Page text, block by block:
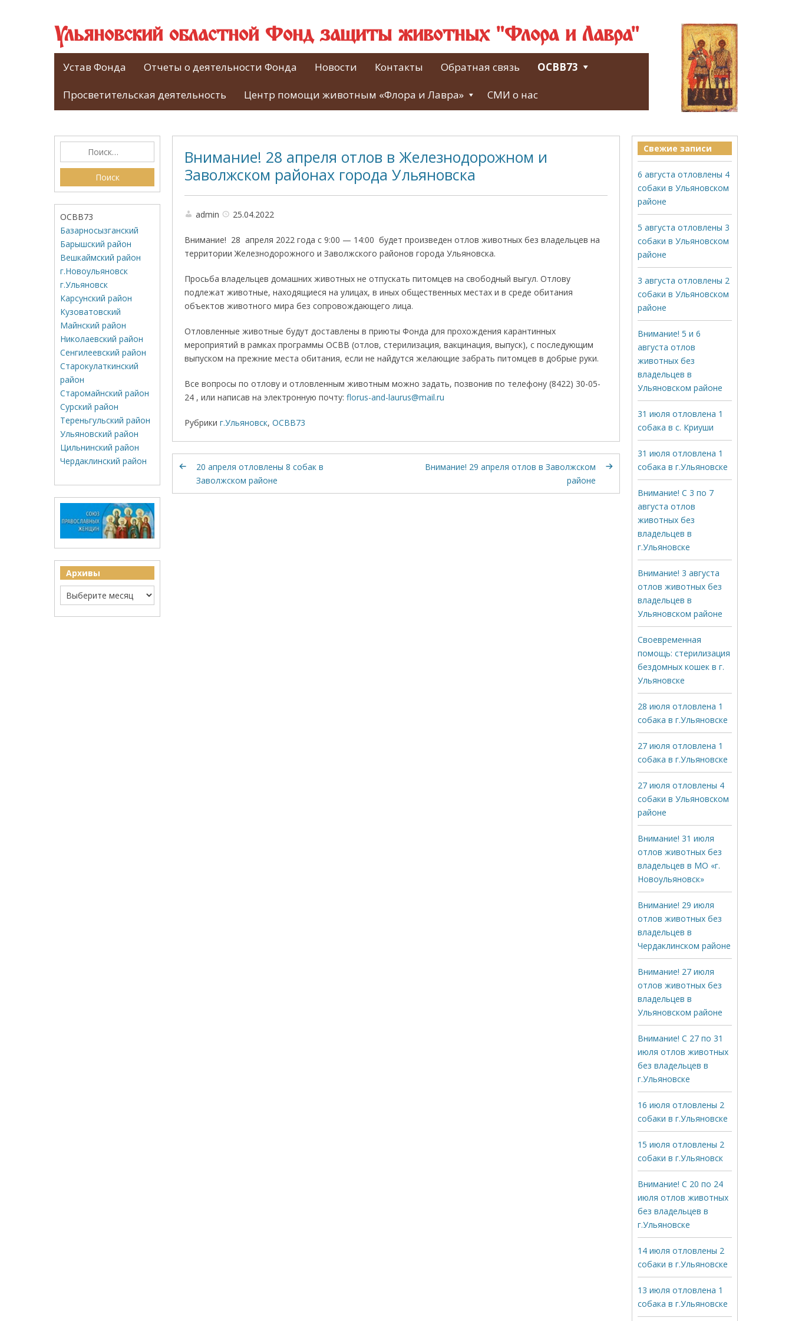
Ульяновский областной Фонд защиты животных "Флора и Лавра"
Устав Фонда Отчеты о деятельности Фонда Новости Контакты Обратная связь ОСВВ73
Просветительская деятельность Центр помощи животным «Флора и Лавра» СМИ о нас
Внимание! 28 апреля отлов в Железнодорожном и
Заволжском районах города Ульяновска
admin 25.04.2022
Внимание! 28 апреля 2022 года с 9:00 — 14:00 будет произведен отлов животных без владельцев на
территории Железнодорожного и Заволжского районов города Ульяновска.
Просьба владельцев домашних животных не отпускать питомцев на свободный выгул. Отлову
подлежат животные, находящиеся на улицах, в иных общественных местах и в среде обитания
объектов животного мира без сопровождающего лица.
Отловленные животные будут доставлены в приюты Фонда для прохождения карантинных
мероприятий в рамках программы ОСВВ (отлов, стерилизация, вакцинация, выпуск), с последующим
выпуском на прежние места обитания, если не найдутся желающие забрать питомцев в добрые руки.
Все вопросы по отлову и отловленным животным можно задать, позвонив по телефону (8422) 30-05-
24 , или написав на электронную почту: florus-and-laurus@mail.ru
Рубрики г.Ульяновск, ОСВВ73
20 апреля отловлены 8 собак в
Заволжском районе
Внимание! 29 апреля отлов в Заволжском
районе
ОСВВ73
Базарносызганский
Барышский район
Вешкаймский район
г.Новоульяновск
г.Ульяновск
Карсунский район
Кузоватовский
Майнский район
Николаевский район
Сенгилеевский район
Старокулаткинский
район
Старомайнский район
Сурский район
Тереньгульский район
Ульяновский район
Цильнинский район
Чердаклинский район
Архивы
Свежие записи
6 августа отловлены 4
собаки в Ульяновском
районе
5 августа отловлены 3
собаки в Ульяновском
районе
3 августа отловлены 2
собаки в Ульяновском
районе
Внимание! 5 и 6
августа отлов
животных без
владельцев в
Ульяновском районе
31 июля отловлена 1
собака в с. Криуши
31 июля отловлена 1
собака в г.Ульяновске
Внимание! С 3 по 7
августа отлов
животных без
владельцев в
г.Ульяновске
Внимание! 3 августа
отлов животных без
владельцев в
Ульяновском районе
Своевременная
помощь: стерилизация
бездомных кошек в г.
Ульяновске
28 июля отловлена 1
собака в г.Ульяновске
27 июля отловлена 1
собака в г.Ульяновске
27 июля отловлены 4
собаки в Ульяновском
районе
Внимание! 31 июля
отлов животных без
владельцев в МО «г.
Новоульяновск»
Внимание! 29 июля
отлов животных без
владельцев в
Чердаклинском районе
Внимание! 27 июля
отлов животных без
владельцев в
Ульяновском районе
Внимание! С 27 по 31
июля отлов животных
без владельцев в
г.Ульяновске
16 июля отловлены 2
собаки в г.Ульяновске
15 июля отловлены 2
собаки в г.Ульяновск
Внимание! С 20 по 24
июля отлов животных
без владельцев в
г.Ульяновске
14 июля отловлены 2
собаки в г.Ульяновске
13 июля отловлена 1
собака в г.Ульяновске